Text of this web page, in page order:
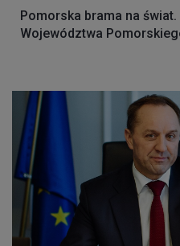
Pomorska brama na
Województwa